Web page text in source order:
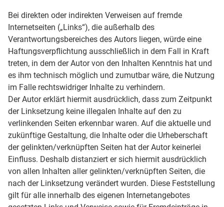
Bei direkten oder indirekten Verweisen auf fremde
Internetseiten („Links“), die außerhalb des
Verantwortungsbereiches des Autors liegen, würde eine
Haftungsverpflichtung ausschließlich in dem Fall in Kraft
treten, in dem der Autor von den Inhalten Kenntnis hat und
es ihm technisch möglich und zumutbar wäre, die Nutzung
im Falle rechtswidriger Inhalte zu verhindern.
Der Autor erklärt hiermit ausdrücklich, dass zum Zeitpunkt
der Linksetzung keine illegalen Inhalte auf den zu
verlinkenden Seiten erkennbar waren. Auf die aktuelle und
zukünftige Gestaltung, die Inhalte oder die Urheberschaft
der gelinkten/verknüpften Seiten hat der Autor keinerlei
Einfluss. Deshalb distanziert er sich hiermit ausdrücklich
von allen Inhalten aller gelinkten/verknüpften Seiten, die
nach der Linksetzung verändert wurden. Diese Feststellung
gilt für alle innerhalb des eigenen Internetangebotes